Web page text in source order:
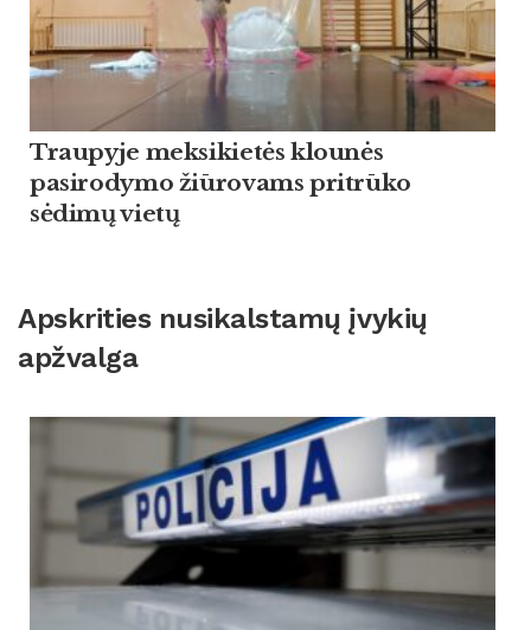
Traupyje meksikietės klounės
pasirodymo žiūrovams pritrūko
sėdimų vietų
Apskrities nusikalstamų įvykių
apžvalga